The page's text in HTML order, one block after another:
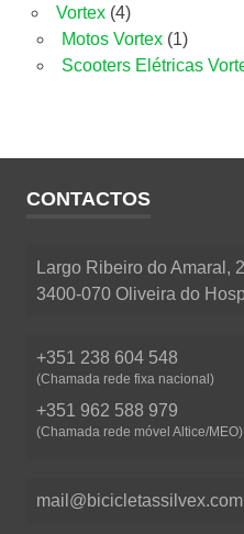
Vortex 44
produtos
Motos Vortex 11
produto
Scooters Elétricas
CONTACTOS
Largo Ribeiro do Amaral,
3400-070 Oliveira do
+351 238 604 548
(Chamada rede fixa nacional)
+351 962 588 979
(Chamada rede móvel Altice/MEO)